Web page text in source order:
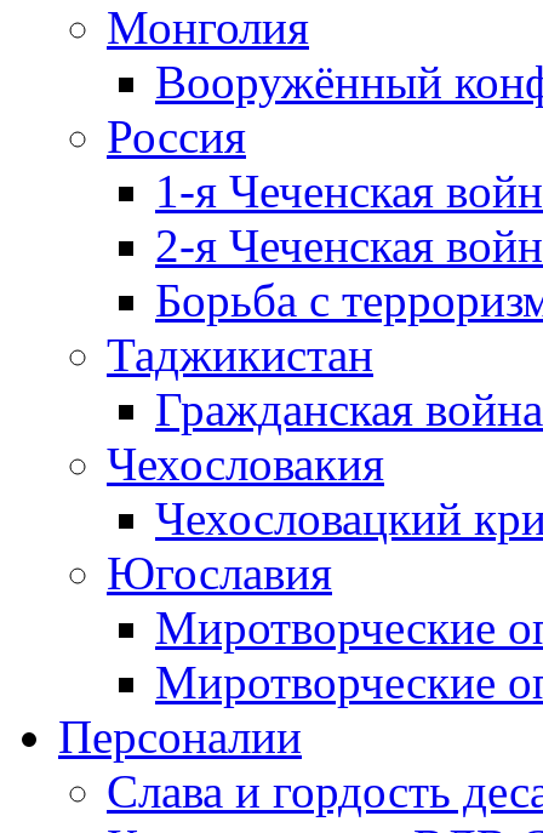
Монголия
Вооружённый
Россия
1-я Чеченская
2-я Чеченская
Борьба с
Таджикистан
Гражданская
Чехословакия
Чехословацкий
Югославия
Миротворческие
Миротворческие
Персоналии
Слава и гордость